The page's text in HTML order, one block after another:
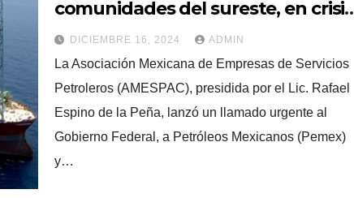
comunidades del sureste, en crisis
por adeudos de Pemex
DICIEMBRE 16, 2024 ADMIN
La Asociación Mexicana de Empresas de Servicios
Petroleros (AMESPAC), presidida por el Lic. Rafael
Espino de la Peña, lanzó un llamado urgente al
Gobierno Federal, a Petróleos Mexicanos (Pemex)
y…